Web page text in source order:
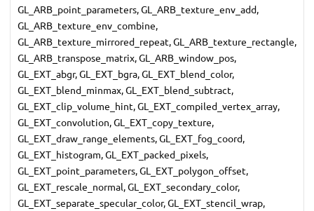
GL_ARB_point_parameters, GL_ARB_texture_env_add,
GL_ARB_texture_env_combine,
GL_ARB_texture_mirrored_repeat, GL_ARB_texture_rectangle,
GL_ARB_transpose_matrix, GL_ARB_window_pos,
GL_EXT_abgr, GL_EXT_bgra, GL_EXT_blend_color,
GL_EXT_blend_minmax, GL_EXT_blend_subtract,
GL_EXT_clip_volume_hint, GL_EXT_compiled_vertex_array,
GL_EXT_convolution, GL_EXT_copy_texture,
GL_EXT_draw_range_elements, GL_EXT_fog_coord,
GL_EXT_histogram, GL_EXT_packed_pixels,
GL_EXT_point_parameters, GL_EXT_polygon_offset,
GL_EXT_rescale_normal, GL_EXT_secondary_color,
GL_EXT_separate_specular_color, GL_EXT_stencil_wrap,